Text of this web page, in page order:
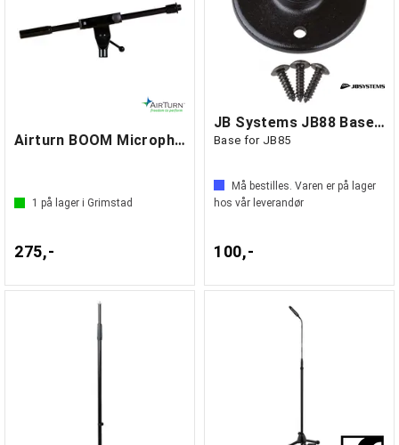
Airturn BOOM Microphone Boom
1 på lager i Grimstad
275,-
JB Systems JB88 Base for svanehals
Base for JB85
Må bestilles. Varen er på lager
hos vår leverandør
100,-